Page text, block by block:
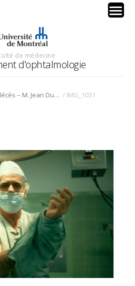
de médecine
d'ophtalmologie
Avis de décès – M. Jean Dumas / IMG_1031